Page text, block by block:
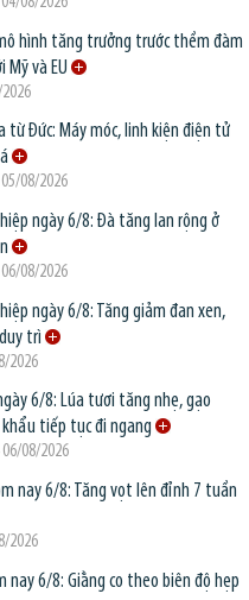
hình tăng trưởng trước thềm đàm
và EU
từ Đức: Máy móc, linh kiện điện tử
08/2026
ngày 6/8: Đà tăng lan rộng ở
08/2026
ngày 6/8: Tăng giảm đan xen,
trì
2026
6/8: Lúa tươi tăng nhẹ, gạo
tiếp tục đi ngang
08/2026
nay 6/8: Tăng vọt lên đỉnh 7 tuần
2026
nay 6/8: Giằng co theo biên độ hẹp